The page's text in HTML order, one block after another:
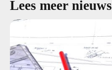
Lees meer nieuws